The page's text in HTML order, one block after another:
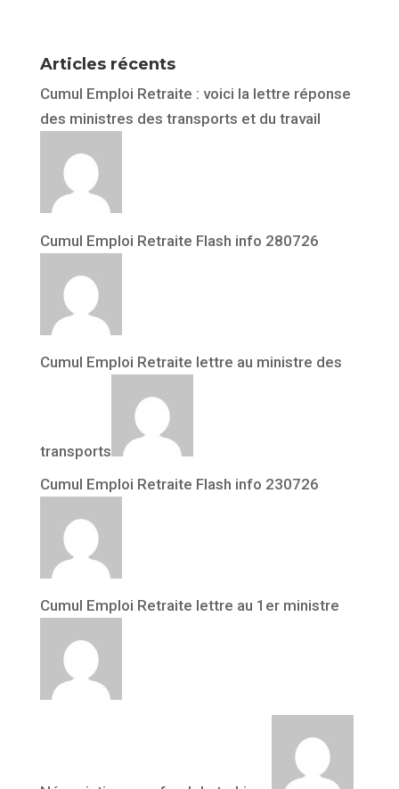
Articles récents
Cumul Emploi Retraite : voici la lettre réponse
des ministres des transports et du travail
Cumul Emploi Retraite Flash info 280726
Cumul Emploi Retraite lettre au ministre des
transports
Cumul Emploi Retraite Flash info 230726
Cumul Emploi Retraite lettre au 1er ministre